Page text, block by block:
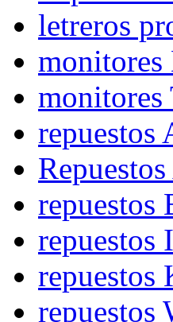
letreros
monitores
monitores
repuestos
repuestos
repuestos
repuestos
repuestos